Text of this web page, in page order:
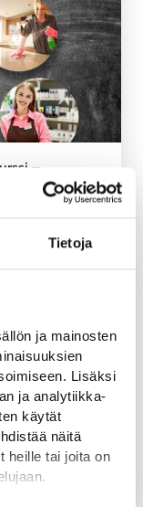
Tietoja
ja mainosten
Lisäksi
ja analytiikka-
käytät
näitä
heille tai joita on
–
VALMENNUS